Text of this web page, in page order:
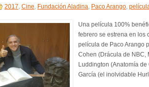
2017, Cine, Fundación Aladina, Paco Arango,
Una película 100%
febrero se estrena en los
película de Paco Arango
Cohen (Drácula de NBC,
Luddington (Anatomía
García (el inolvidable